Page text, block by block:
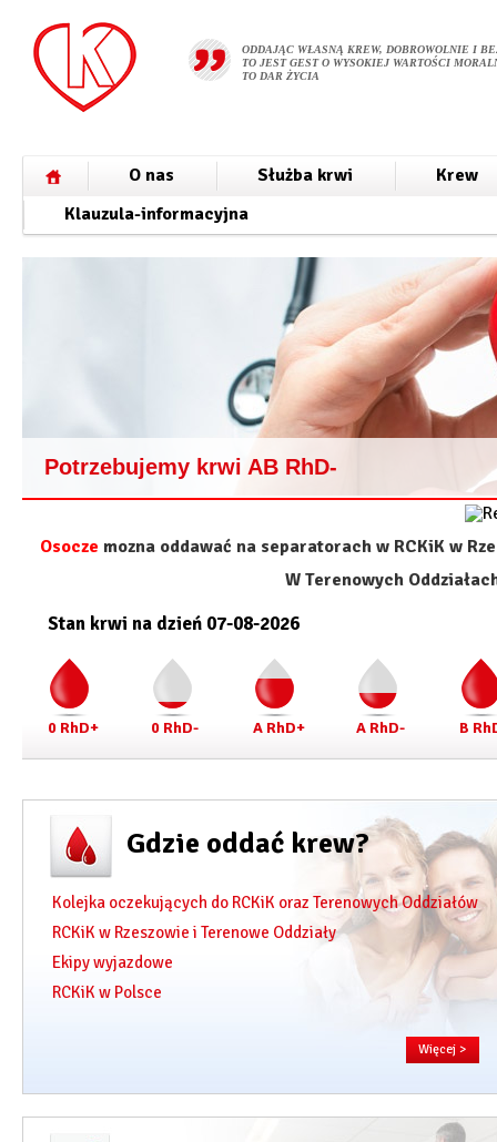
ODDAJĄC WŁASNĄ KREW, DOBROWOLNIE I
TO JEST GEST O WYSOKIEJ WARTOŚCI
TO DAR ŻYCIA
O nas Służba krwi
Krew
Klauzula-informacyjna
Potrzebujemy krwi AB RhD-
Osocze mozna oddawać na separatorach w RCKiK w
W Terenowych
Stan krwi na dzień 07-08-2026
0 RhD+ 0 RhD- A RhD+ A RhD- B
Gdzie oddać krew?
Kolejka oczekujących do RCKiK oraz Terenowych Oddziałów
RCKiK w Rzeszowie i Terenowe Oddziały
Ekipy wyjazdowe
RCKiK w Polsce
Więcej >